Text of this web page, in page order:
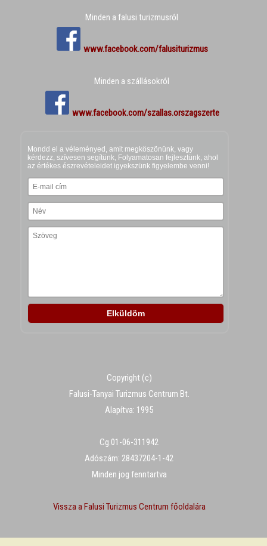
Minden a falusi turizmusról
www.facebook.com/falusiturizmus
Minden a szállásokról
www.facebook.com/szallas.orszagszerte
Copyright (c)
Falusi-Tanyai Turizmus Centrum Bt.
Alapítva: 1995
Cg.01-06-311942
Adószám: 28437204-1-42
Minden jog fenntartva
Vissza a Falusi Turizmus Centrum főoldalára